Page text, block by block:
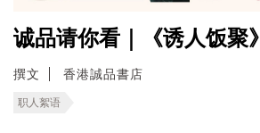
诚品请你看｜《诱人饭聚》
撰文 香港誠品書店
职人絮语